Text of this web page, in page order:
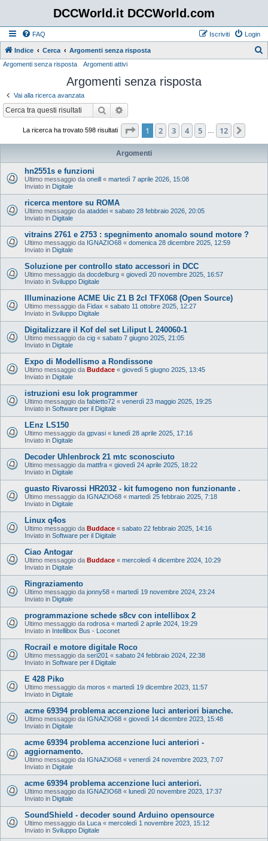
DCCWorld.it DCCWorld.com
FAQ Login
Iscriviti
Indice Cerca Argomenti senza risposta
Argomenti senza risposta Argomenti attivi
Argomenti senza risposta
Vai alla ricerca avanzata
Cerca
La ricerca ha trovato 598 risultati Pagina di 12
1 2 3 4 5 12
Argomenti
hn2551s e funzioni
Ultimo messaggio da oneill « martedì 7 aprile 2026, 15:08
Inviato in Digitale
ricerca mentore su ROMA
Ultimo messaggio da ataddei « sabato 28 febbraio 2026, 20:05
Inviato in Digitale
vitrains 2761 e 2753 : spegnimento anomalo sound motore ?
Ultimo messaggio da IGNAZIO68 « domenica 28 dicembre 2025, 12:59
Inviato in Digitale
Soluzione per controllo stato accessori in DCC
Ultimo messaggio da docdelburg « giovedì 20 novembre 2025, 16:57
Inviato in Sviluppo Digitale
Illuminazione ACME Uic Z1 B 2cl TFX068 (Open Source)
Ultimo messaggio da Fidax « sabato 11 ottobre 2025, 12:27
Inviato in Sviluppo Digitale
Digitalizzare il Kof del set Liliput L 240060-1
Ultimo messaggio da cig « sabato 7 giugno 2025, 21:05
Inviato in Digitale
Expo di Modellismo a Rondissone
Ultimo messaggio da Buddace « giovedì 5 giugno 2025, 13:45
Inviato in Digitale
istruzioni esu lok programmer
Ultimo messaggio da fabietto72 « venerdì 23 maggio 2025, 19:25
Inviato in Software per il Digitale
LEnz LS150
Ultimo messaggio da gpvasi « lunedì 28 aprile 2025, 17:16
Inviato in Digitale
Decoder Uhlenbrock 21 mtc sconosciuto
Ultimo messaggio da mattfra « giovedì 24 aprile 2025, 18:22
Inviato in Digitale
guasto Rivarossi HR2032 - kit fumogeno non funzionante .
Ultimo messaggio da IGNAZIO68 « martedì 25 febbraio 2025, 7:18
Inviato in Digitale
Linux q4os
Ultimo messaggio da Buddace « sabato 22 febbraio 2025, 14:16
Inviato in Software per il Digitale
Ciao Antogar
Ultimo messaggio da Buddace « mercoledì 4 dicembre 2024, 10:29
Inviato in Digitale
Ringraziamento
Ultimo messaggio da jonny58 « martedì 19 novembre 2024, 23:24
Inviato in Digitale
programmazione schede s8cv con intellibox 2
Ultimo messaggio da rodrosa « martedì 2 aprile 2024, 19:29
Inviato in Intellibox Bus - Loconet
Rocrail e motore digitale Roco
Ultimo messaggio da seri201 « sabato 24 febbraio 2024, 22:38
Inviato in Software per il Digitale
E 428 Piko
Ultimo messaggio da moros « martedì 19 dicembre 2023, 11:57
Inviato in Digitale
acme 69394 problema accenzione luci anteriori bianche.
Ultimo messaggio da IGNAZIO68 « giovedì 14 dicembre 2023, 15:48
Inviato in Digitale
acme 69394 problema accenzione luci anteriori -
aggiornamento.
Ultimo messaggio da IGNAZIO68 « venerdì 24 novembre 2023, 7:07
Inviato in Digitale
acme 69394 problema accenzione luci anteriori.
Ultimo messaggio da IGNAZIO68 « lunedì 20 novembre 2023, 17:37
Inviato in Digitale
SoundShield - decoder sound Arduino opensource
Ultimo messaggio da Luca « mercoledì 1 novembre 2023, 15:12
Inviato in Sviluppo Digitale